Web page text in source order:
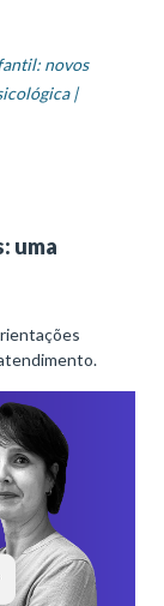
novos
|
uma